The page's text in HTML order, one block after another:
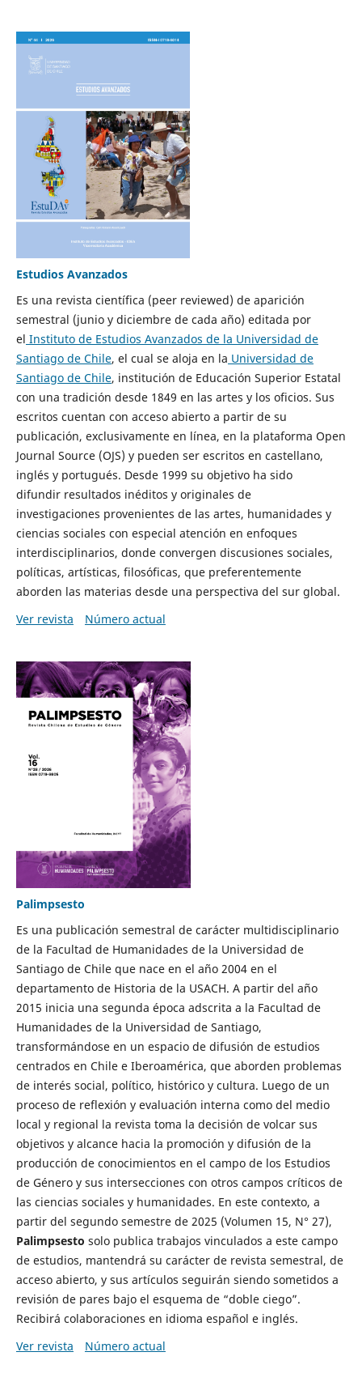
Estudios Avanzados
Es una revista científica (peer reviewed) de aparición
semestral (junio y diciembre de cada año) editada por
el Instituto de Estudios Avanzados de la Universidad de
Santiago de Chile, el cual se aloja en la Universidad de
Santiago de Chile, institución de Educación Superior Estatal
con una tradición desde 1849 en las artes y los oficios. Sus
escritos cuentan con acceso abierto a partir de su
publicación, exclusivamente en línea, en la plataforma Open
Journal Source (OJS) y pueden ser escritos en castellano,
inglés y portugués. Desde 1999 su objetivo ha sido
difundir resultados inéditos y originales de
investigaciones provenientes de las artes, humanidades y
ciencias sociales con especial atención en enfoques
interdisciplinarios, donde convergen discusiones sociales,
políticas, artísticas, filosóficas, que preferentemente
aborden las materias desde una perspectiva del sur global.
Ver revista
Número actual
Palimpsesto
Es una publicación semestral de carácter multidisciplinario
de la Facultad de Humanidades de la Universidad de
Santiago de Chile que nace en el año 2004 en el
departamento de Historia de la USACH. A partir del año
2015 inicia una segunda época adscrita a la Facultad de
Humanidades de la Universidad de Santiago,
transformándose en un espacio de difusión de estudios
centrados en Chile e Iberoamérica, que aborden problemas
de interés social, político, histórico y cultura. Luego de un
proceso de reflexión y evaluación interna como del medio
local y regional la revista toma la decisión de volcar sus
objetivos y alcance hacia la promoción y difusión de la
producción de conocimientos en el campo de los Estudios
de Género y sus intersecciones con otros campos críticos de
las ciencias sociales y humanidades. En este contexto, a
partir del segundo semestre de 2025 (Volumen 15, N° 27),
Palimpsesto solo publica trabajos vinculados a este campo
de estudios, mantendrá su carácter de revista semestral, de
acceso abierto, y sus artículos seguirán siendo sometidos a
revisión de pares bajo el esquema de “doble ciego”.
Recibirá colaboraciones en idioma español e inglés.
Ver revista
Número actual